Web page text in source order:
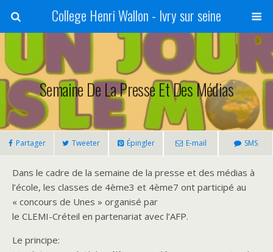
College Henri Wallon - Ivry sur seine
Semaine De La Presse Et Des Médias
Partager Tweeter Épingler E-mail SMS
Dans le cadre de la semaine de la presse et des médias à
l’école, les classes de 4ème3 et 4ème7 ont participé au
« concours de Unes » organisé par
le CLEMI-Créteil en partenariat avec l’AFP.
Le principe: